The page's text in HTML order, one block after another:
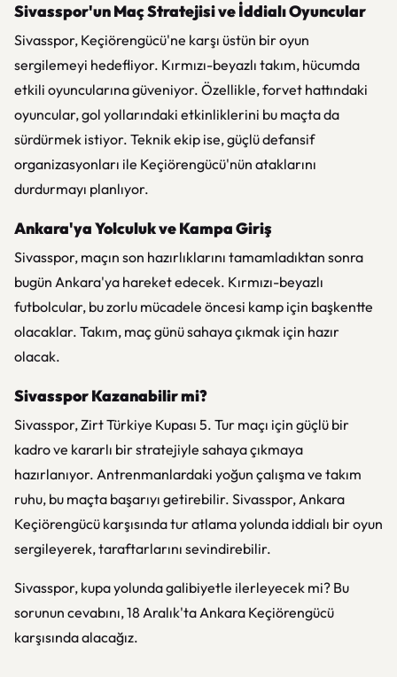
Sivasspor'un Maç Stratejisi ve İddialı Oyuncular
Sivasspor, Keçiörengücü'ne karşı üstün bir oyun
sergilemeyi hedefliyor. Kırmızı-beyazlı takım, hücumda
etkili oyuncularına güveniyor. Özellikle, forvet hattındaki
oyuncular, gol yollarındaki etkinliklerini bu maçta da
sürdürmek istiyor. Teknik ekip ise, güçlü defansif
organizasyonları ile Keçiörengücü'nün ataklarını
durdurmayı planlıyor.
Ankara'ya Yolculuk ve Kampa Giriş
Sivasspor, maçın son hazırlıklarını tamamladıktan sonra
bugün Ankara'ya hareket edecek. Kırmızı-beyazlı
futbolcular, bu zorlu mücadele öncesi kamp için başkentte
olacaklar. Takım, maç günü sahaya çıkmak için hazır
olacak.
Sivasspor Kazanabilir mi?
Sivasspor, Zirt Türkiye Kupası 5. Tur maçı için güçlü bir
kadro ve kararlı bir stratejiyle sahaya çıkmaya
hazırlanıyor. Antrenmanlardaki yoğun çalışma ve takım
ruhu, bu maçta başarıyı getirebilir. Sivasspor, Ankara
Keçiörengücü karşısında tur atlama yolunda iddialı bir oyun
sergileyerek, taraftarlarını sevindirebilir.
Sivasspor, kupa yolunda galibiyetle ilerleyecek mi? Bu
sorunun cevabını, 18 Aralık'ta Ankara Keçiörengücü
karşısında alacağız.